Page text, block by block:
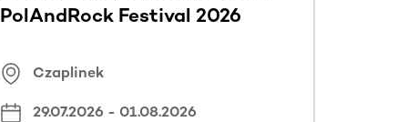
PolAndRock Festival 2026
Czaplinek
29.07.2026 - 01.08.2026